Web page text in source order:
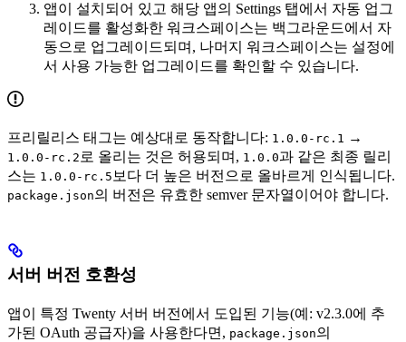
앱이 설치되어 있고 해당 앱의 Settings 탭에서 자동 업그
레이드를 활성화한 워크스페이스는 백그라운드에서 자
동으로 업그레이드되며, 나머지 워크스페이스는 설정에
서 사용 가능한 업그레이드를 확인할 수 있습니다.
프리릴리스 태그는 예상대로 동작합니다: 1.0.0-rc.1 →
1.0.0-rc.2 로 올리는 것은 허용되며, 1.0.0과 같은 최종 릴리
스는 1.0.0-rc.5 보다 더 높은 버전으로 올바르게 인식됩니다.
package.json의 버전은 유효한 semver 문자열이어야 합니다.
서버 버전 호환성
앱이 특정 Twenty 서버 버전에서 도입된 기능(예: v2.3.0에 추
가된 OAuth 공급자)을 사용한다면, package.json의